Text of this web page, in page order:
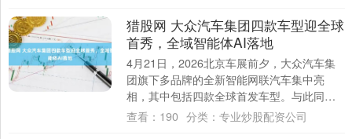
猎股网 大众汽车集团四款车型迎全球
首秀，全域智能体AI落地
4月21日，2026北京车展前夕，大众汽车集
团旗下多品牌的全新智能网联汽车集中亮
相，其中包括四款全球首发车型。与此同
时，大众汽车集团重磅发布了“全域智能体
查看： 190 分类： 专业炒股配资公司